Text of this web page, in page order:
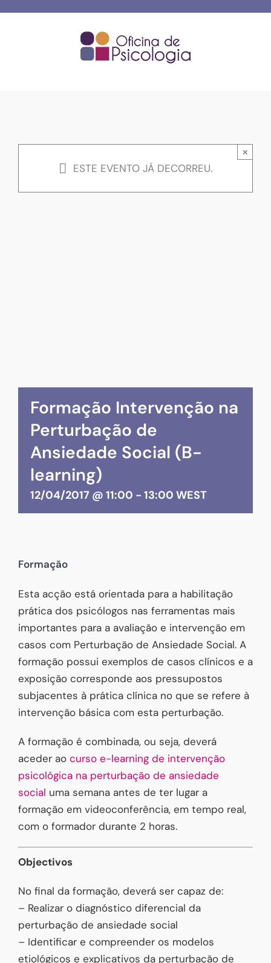
ESTE EVENTO JÁ DECORREU.
×
Formação Intervenção na
Perturbação de
Ansiedade Social (B-
learning)
12/04/2017 @ 11:00 - 13:00 WEST
Formação
Esta acção está orientada para a habilitação
prática dos psicólogos nas ferramentas mais
importantes para a avaliação e intervenção em
casos com Perturbação de Ansiedade Social. A
formação possui exemplos de casos clínicos e a
exposição corresponde aos pressupostos
subjacentes à prática clínica no que se refere à
intervenção básica com esta perturbação.
A formação é combinada, ou seja, deverá
aceder ao curso e-learning de intervenção
psicológica na perturbação de ansiedade
social uma semana antes de ter lugar a
formação em videoconferência, em tempo real,
com o formador durante 2 horas.
Objectivos
No final da formação, deverá ser capaz de:
– Realizar o diagnóstico diferencial da
perturbação de ansiedade social
– Identificar e compreender os modelos
etiológicos e explicativos da perturbação de